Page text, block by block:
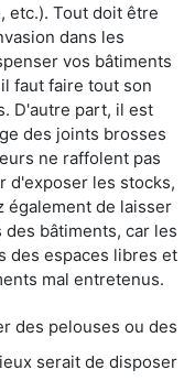
etc.). Tout doit être
dans les
vos bâtiments
faut faire tout son
D'autre part, il est
des joints brosses
ne raffolent pas
d'exposer les stocks,
également de laisser
bâtiments, car les
des espaces libres et
mal entretenus.
des pelouses ou des
serait de disposer